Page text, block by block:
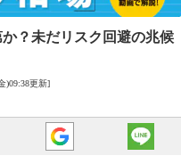
？未だリスク回避の兆候
)09:38更新]